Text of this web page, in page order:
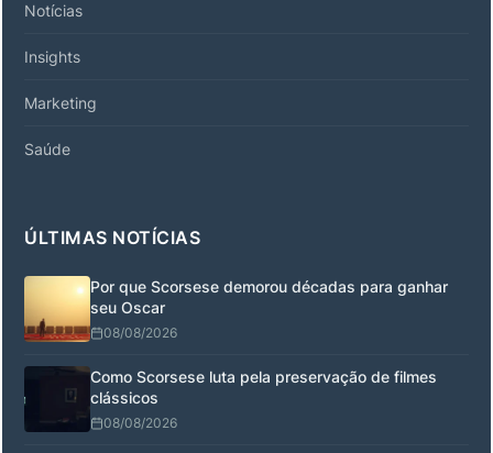
Notícias
Insights
Marketing
Saúde
ÚLTIMAS NOTÍCIAS
Por que Scorsese demorou décadas para ganhar
seu Oscar
08/08/2026
Como Scorsese luta pela preservação de filmes
clássicos
08/08/2026